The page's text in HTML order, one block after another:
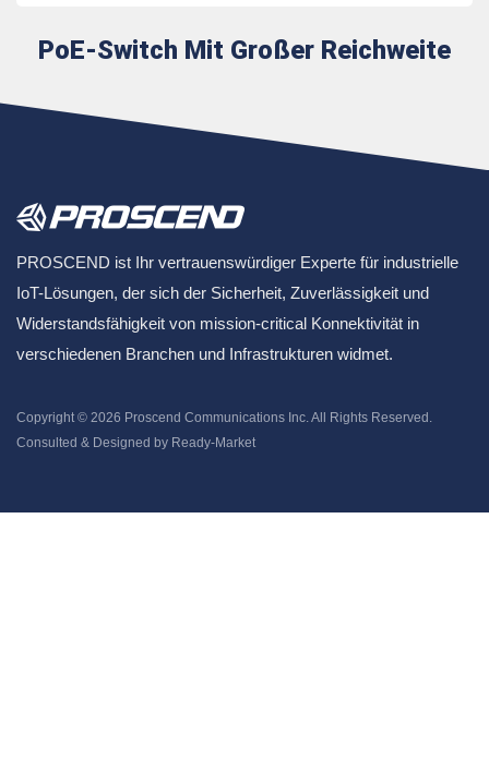
PoE-Switch Mit Großer Reichweite
PROSCEND ist Ihr vertrauenswürdiger Experte für industrielle
IoT-Lösungen, der sich der Sicherheit, Zuverlässigkeit und
Widerstandsfähigkeit von mission-critical Konnektivität in
verschiedenen Branchen und Infrastrukturen widmet.
Copyright © 2026 Proscend Communications Inc.All Rights Reserved.
Consulted & Designed by Ready-Market